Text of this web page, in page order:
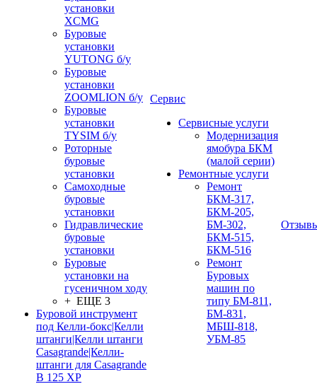
установки
XCMG
Буровые
установки
YUTONG б/у
Буровые
установки
ZOOMLION б/у
Буровые
установки
TYSIM б/у
Роторные
буровые
установки
Самоходные
буровые
установки
Гидравлические
буровые
установки
Буровые
установки на
гусеничном ходу
+ ЕЩЕ 3
Буровой инструмент
под Келли-бокс|Келли
штанги|Келли штанги
Casagrande|Келли-
штанги для Casagrande
B 125 XP
Сервис
Сервисные услуги
Модернизация
ямобура БКМ
(малой серии)
Ремонтные услуги
Ремонт
БКМ-317,
БКМ-205,
БМ-302,
БКМ-515,
БКМ-516
Ремонт
Буровых
машин по
типу БМ-811,
БМ-831,
МБШ-818,
УБМ-85